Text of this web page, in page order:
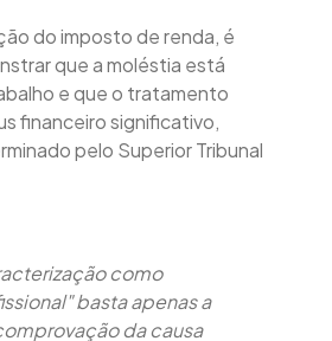
do imposto de renda, é
que a moléstia está
e que o tratamento
financeiro significativo,
pelo Superior Tribunal
como
basta apenas a
da causa